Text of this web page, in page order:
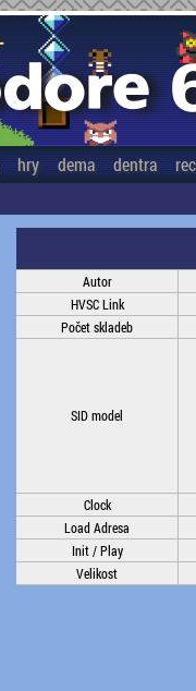
hry dema dentra
Autor
HVSC Link
Počet skladeb
SID model
Clock
Load Adresa
Init / Play
Velikost